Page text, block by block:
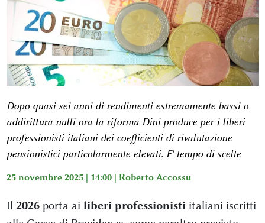
Dopo quasi sei anni di rendimenti estremamente bassi o
addirittura nulli ora la riforma Dini produce per i liberi
professionisti italiani dei coefficienti di rivalutazione
pensionistici particolarmente elevati. E' tempo di scelte
25 novembre 2025 | 14:00 | Roberto Accossu
Il 2026porta ai liberi professionisti italiani iscritti